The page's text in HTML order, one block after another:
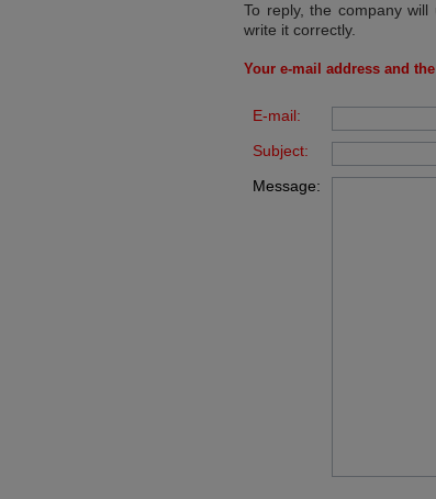
To reply, the company
write it correctly.
Your e-mail address and
E-mail:
Subject:
Message: